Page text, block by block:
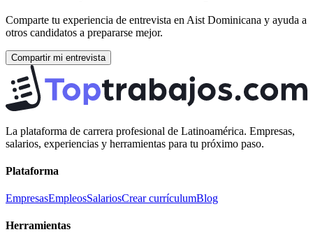
Comparte tu experiencia de entrevista en Aist Dominicana y ayuda a
otros candidatos a prepararse mejor.
Compartir mi entrevista
La plataforma de carrera profesional de Latinoamérica. Empresas,
salarios, experiencias y herramientas para tu próximo paso.
Plataforma
EmpresasEmpleosSalariosCrear currículumBlog
Herramientas